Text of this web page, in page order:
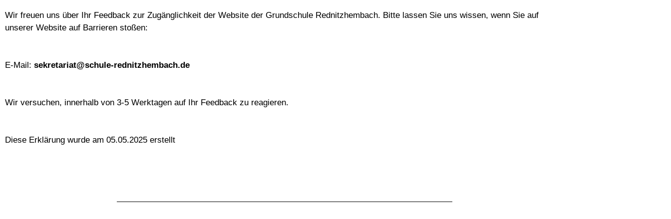
Wir freuen uns über Ihr Feedback zur Zugänglichkeit der Website der Grundschule Rednitzhembach. Bitte lassen Sie uns wissen, wenn Sie auf
unserer Website auf Barrieren stoßen:
E-Mail: sekretariat@schule-rednitzhembach.de
Wir versuchen, innerhalb von 3-5 Werktagen auf Ihr Feedback zu reagieren.
Diese Erklärung wurde am 05.05.2025 erstellt